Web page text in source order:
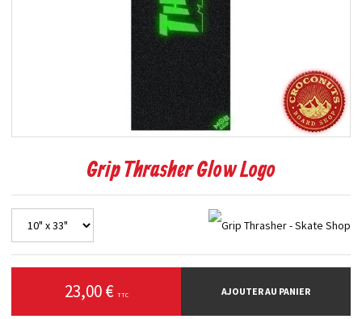
Grip Thrasher Glow Logo
23,00 € TTC AJOUTER AU PANIER